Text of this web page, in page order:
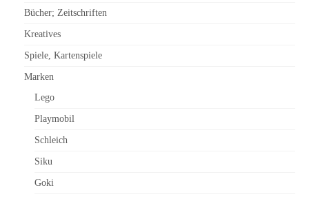
Bücher; Zeitschriften
Kreatives
Spiele, Kartenspiele
Marken
Lego
Playmobil
Schleich
Siku
Goki